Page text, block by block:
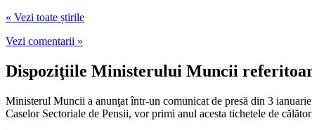
« Vezi toate știrile
Vezi comentarii »
Dispoziţiile Ministerului Muncii
Ministerul Muncii a anunţat într-un comunicat de presă din 3
Caselor Sectoriale de Pensii, vor primi anul acesta tichetele de